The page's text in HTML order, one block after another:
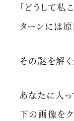
「どうして私
ターンには原
その謎を解く
あなたに入っ
下の画像をク